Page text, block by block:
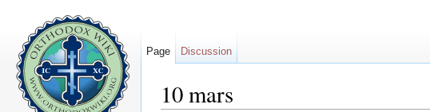
10 mars
Page Discussion